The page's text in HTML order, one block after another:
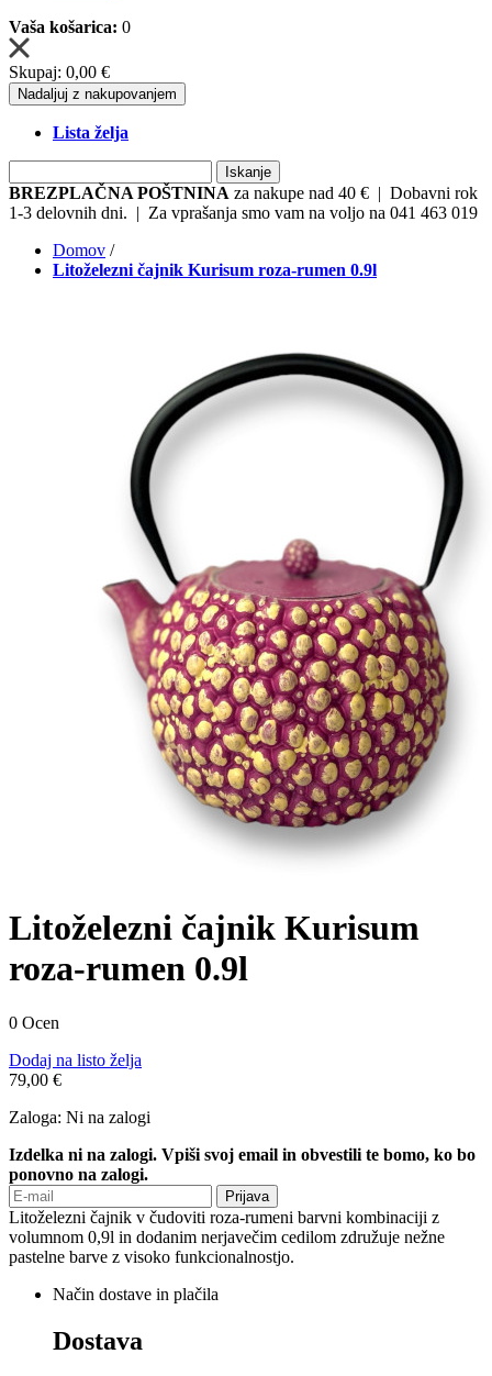
Vaša košarica: 0
Skupaj: 0,00 €
Nadaljuj z nakupovanjem
Lista želja
Iskanje
BREZPLAČNA POŠTNINA za nakupe nad 40 € | Dobavni rok
1-3 delovnih dni. | Za vprašanja smo vam na voljo na 041 463 019
Domov /
Litoželezni čajnik Kurisum roza-rumen 0.9l
Litoželezni čajnik Kurisum
roza-rumen 0.9l
0 Ocen
Dodaj na listo želja
79,00 €
Zaloga: Ni na zalogi
Izdelka ni na zalogi. Vpiši svoj email in obvestili te bomo, ko bo
ponovno na zalogi.
Prijava
Litoželezni čajnik v čudoviti roza-rumeni barvni kombinaciji z
volumnom 0,9l in dodanim nerjavečim cedilom združuje nežne
pastelne barve z visoko funkcionalnostjo.
Način dostave in plačila
Dostava